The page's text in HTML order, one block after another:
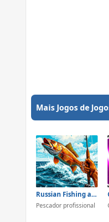
Mais Jogos de
Russian Fishing at Sea
Pescador profissional